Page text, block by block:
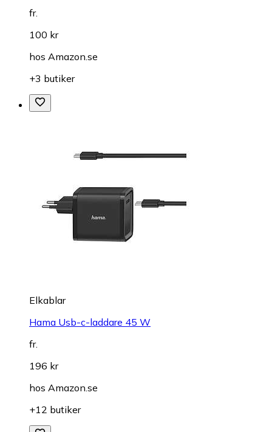
fr.
100 kr
hos Amazon.se
+3 butiker
Elkablar
Hama Usb-c-laddare 45 W
fr.
196 kr
hos Amazon.se
+12 butiker